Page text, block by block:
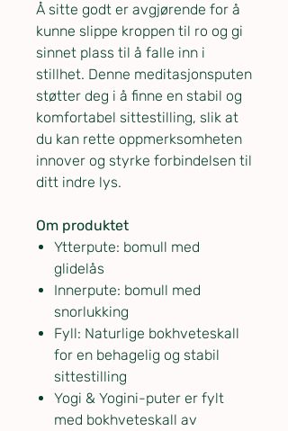
Å sitte godt er avgjørende for å
kunne slippe kroppen til ro og gi
sinnet plass til å falle inn i
stillhet. Denne meditasjonsputen
støtter deg i å finne en stabil og
komfortabel sittestilling, slik at
du kan rette oppmerksomheten
innover og styrke forbindelsen til
ditt indre lys.
Om produktet
Ytterpute: bomull med
glidelås
Innerpute: bomull med
snorlukking
Fyll: Naturlige bokhveteskall
for en behagelig og stabil
sittestilling
Yogi & Yogini-puter er fylt
med bokhveteskall av